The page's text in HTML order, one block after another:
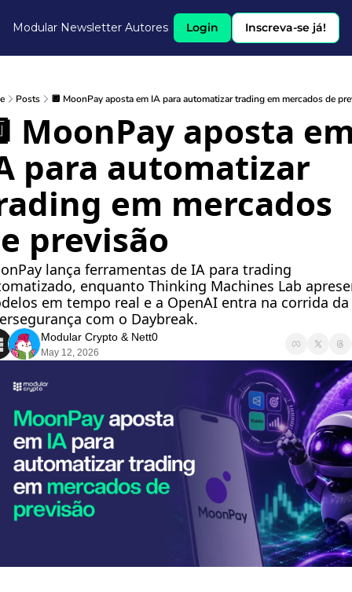
Modular Newsletter Autores Login Inscreva-se já!
Posts 🔲 MoonPay aposta em IA para automatizar trading em mercados de
MoonPay aposta
para automatizar
em mercados
previsão
lança ferramentas de IA para trading
enquanto Thinking Machines Lab
em tempo real e a OpenAI entra na corrida da
com o Daybreak.
Modular Crypto & Nett0
May 12, 2026